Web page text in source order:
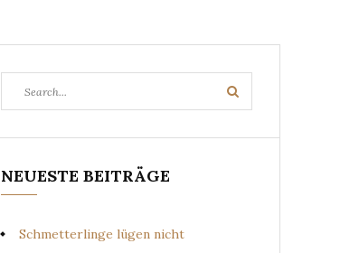
for:
Search
NEUESTE BEITRÄGE
Schmetterlinge lügen nicht